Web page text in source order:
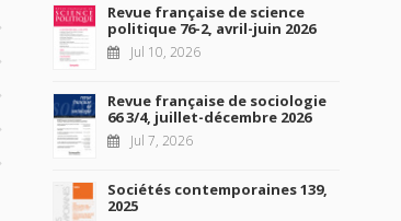
Revue française de science
politique 76-2, avril-juin 2026
Jul 10, 2026
Revue française de sociologie
66 3/4, juillet-décembre 2026
Jul 7, 2026
Sociétés contemporaines 139,
2025